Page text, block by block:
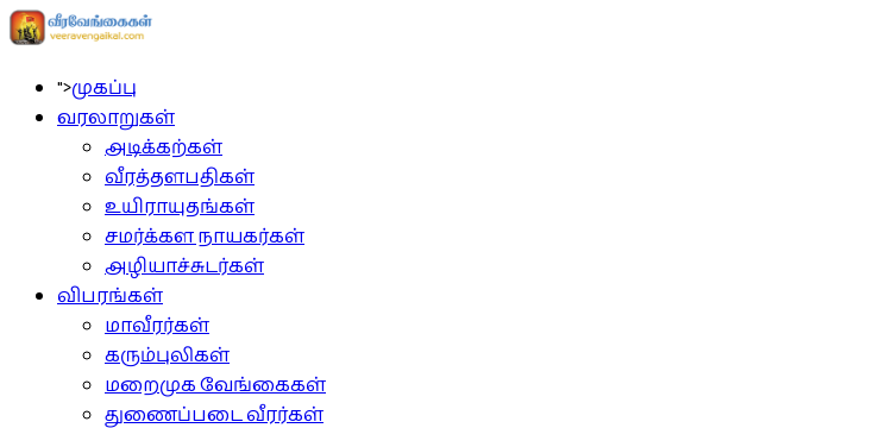
">முகப்பு
வரலாறுகள்
அடிக்கற்கள்
வீரத்தளபதிகள்
உயிராயுதங்கள்
சமர்க்கள நாயகர்கள்
அழியாச்சுடர்கள்
விபரங்கள்
மாவீரர்கள்
கரும்புலிகள்
மறைமுக வேங்கைகள்
துணைப்படை வீரர்கள்